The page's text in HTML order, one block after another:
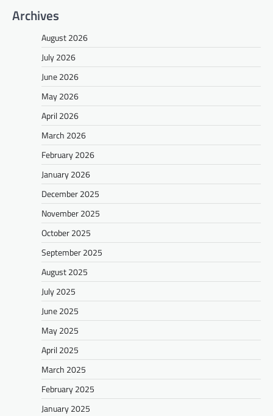
Archives
August 2026
July 2026
June 2026
May 2026
April 2026
March 2026
February 2026
January 2026
December 2025
November 2025
October 2025
September 2025
August 2025
July 2025
June 2025
May 2025
April 2025
March 2025
February 2025
January 2025